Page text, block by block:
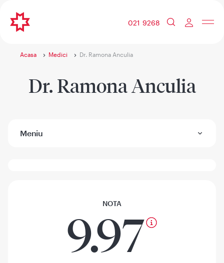
021 9268
Acasa Medici Dr. Ramona Anculia
Dr. Ramona Anculia
Meniu
NOTA
9.97